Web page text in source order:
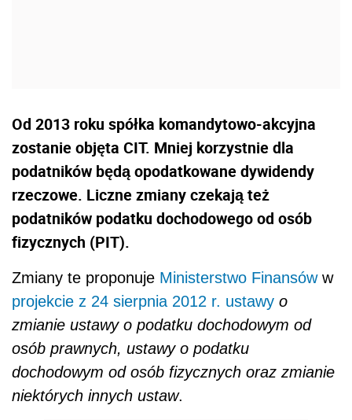
Od 2013 roku spółka komandytowo-akcyjna
zostanie objęta CIT. Mniej korzystnie dla
podatników będą opodatkowane dywidendy
rzeczowe. Liczne zmiany czekają też
podatników podatku dochodowego od osób
fizycznych (PIT).
Zmiany te proponuje Ministerstwo Finansóww
projekcie z 24 sierpnia 2012 r. ustawy o
zmianie ustawy o podatku dochodowym od
osób prawnych, ustawy o podatku
dochodowym od osób fizycznych oraz zmianie
niektórych innych ustaw.